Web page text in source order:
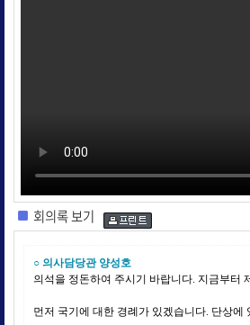
회의록 보기
○ 의사담당관 양성호
의석을 정돈하여 주시기 바랍니다. 지금부터
먼저 국기에 대한 경례가 있겠습니다. 단상